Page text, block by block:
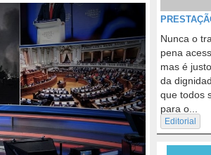
Nunca o
pena
mas é
da
que todos
para o...
Editorial